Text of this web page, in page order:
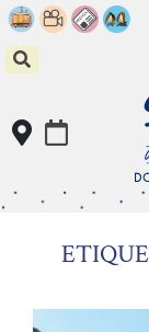
Skip
to
content